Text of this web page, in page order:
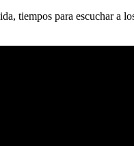
tiempos para escuchar a